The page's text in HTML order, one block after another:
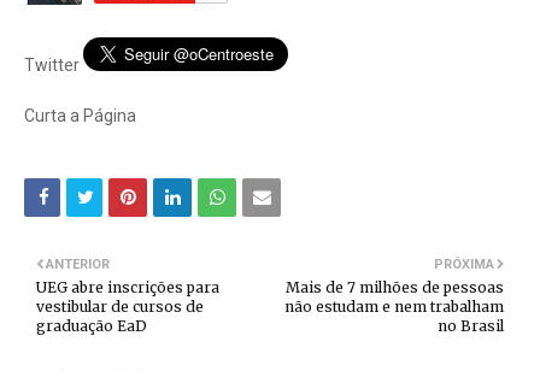
Twitter
Curta a Página
PRÓXIMA
Mais de 7 milhões de pessoas
não estudam e nem trabalham
no Brasil
ANTERIOR
UEG abre inscrições para
vestibular de cursos de
graduação EaD